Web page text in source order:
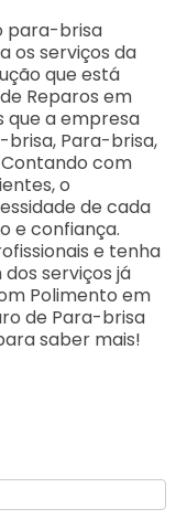
para-brisa
os serviços da
que está
Reparos em
que a empresa
Para-brisa,
com
o
de cada
e confiança.
e tenha
serviços já
Polimento em
de Para-brisa
saber mais!